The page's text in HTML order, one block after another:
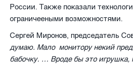
России. Также показали
ограничееными возможностями.
Сергей Миронов, председатель
думаю. Мало монитору некий
бабочку. … Вроде бы это игрушка,